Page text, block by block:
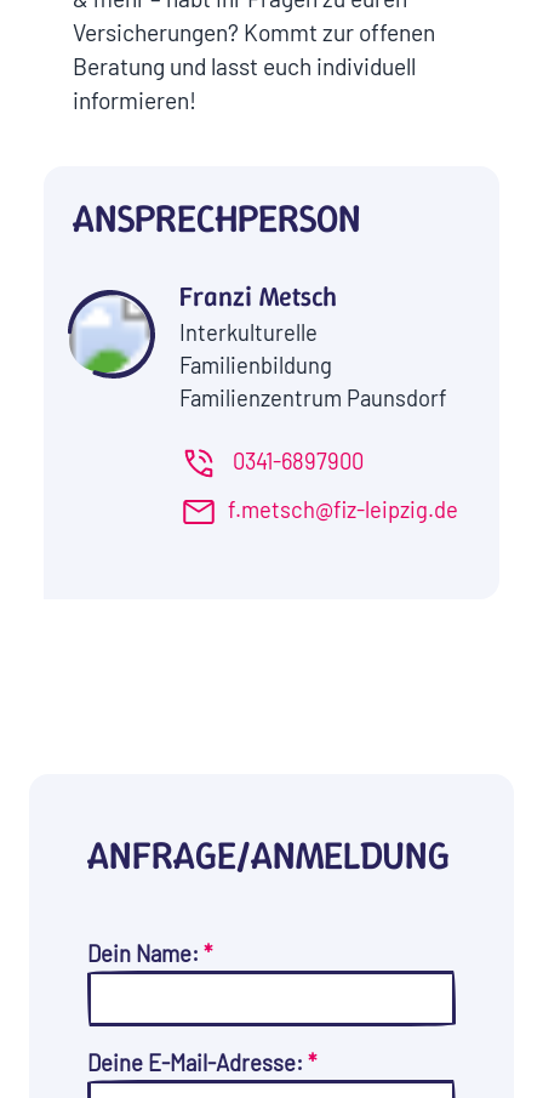
Versicherungen? Kommt zur offenen
Beratung und lasst euch individuell
informieren!
ANSPRECHPERSON
Franzi Metsch
Interkulturelle
Familienbildung
Familienzentrum Paunsdorf
0341-6897900
f.metsch@fiz-leipzig.de
ANFRAGE/ANMELDUNG
Dein Name: *
Deine E-Mail-Adresse: *